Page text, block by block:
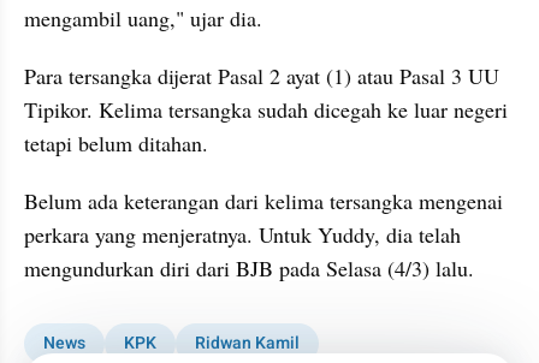
mengambil uang," ujar dia.
Para tersangka dijerat Pasal 2 ayat (1) atau Pasal 3 UU
Tipikor. Kelima tersangka sudah dicegah ke luar negeri
tetapi belum ditahan.
Belum ada keterangan dari kelima tersangka mengenai
perkara yang menjeratnya. Untuk Yuddy, dia telah
mengundurkan diri dari BJB pada Selasa (4/3) lalu.
News KPK Ridwan Kamil